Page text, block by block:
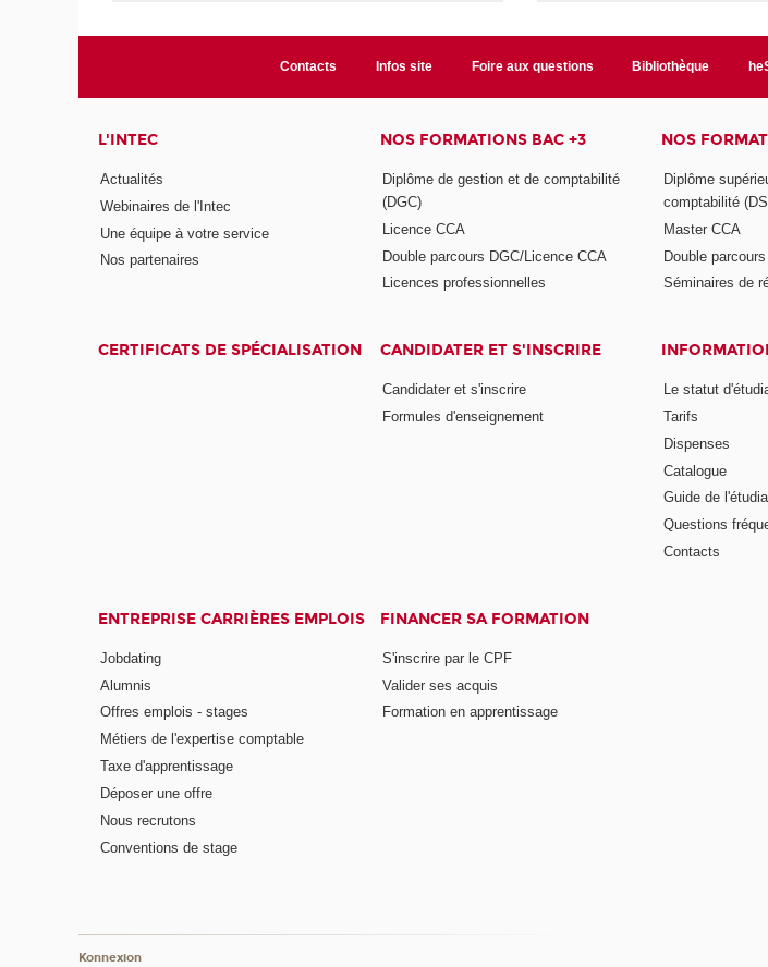
Contacts Infos site Foire aux questions Bibliothèque
L'INTEC
Actualités
Webinaires de l'Intec
Une équipe à votre service
Nos partenaires
NOS FORMATIONS BAC +3
Diplôme de gestion et de comptabilité
(DGC)
Licence CCA
Double parcours DGC/Licence CCA
Licences professionnelles
NOS
Diplôme
comptabilité
Master CCA
Double
Séminaires de
CERTIFICATS DE SPÉCIALISATION CANDIDATER ET S'INSCRIRE
Candidater et s'inscrire
Formules d'enseignement
Le statut
Tarifs
Dispenses
Catalogue
Guide de
Questions
Contacts
ENTREPRISE CARRIÈRES EMPLOIS
Jobdating
Alumnis
Offres emplois - stages
Métiers de l'expertise comptable
Taxe d'apprentissage
Déposer une offre
Nous recrutons
Conventions de stage
FINANCER SA FORMATION
S'inscrire par le CPF
Valider ses acquis
Formation en apprentissage
Konnexion